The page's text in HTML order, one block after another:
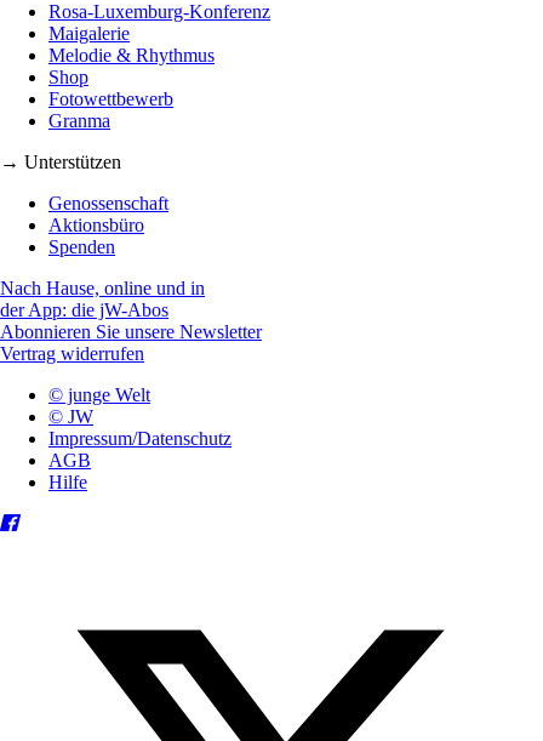
Rosa-Luxemburg-Konferenz
Maigalerie
Melodie & Rhythmus
Shop
Fotowettbewerb
Granma
→ Unterstützen
Genossenschaft
Aktionsbüro
Spenden
Nach Hause, online und in
der App: die jW-Abos
Abonnieren Sie unsere Newsletter
Vertrag widerrufen
© junge Welt
© JW
Impressum/Datenschutz
AGB
Hilfe